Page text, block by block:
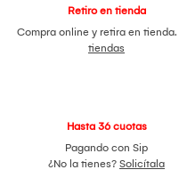
Retiro en tienda
Compra online y retira en tienda.
tiendas
Hasta 36 cuotas
Pagando con Sip
¿No la tienes? Solicítala